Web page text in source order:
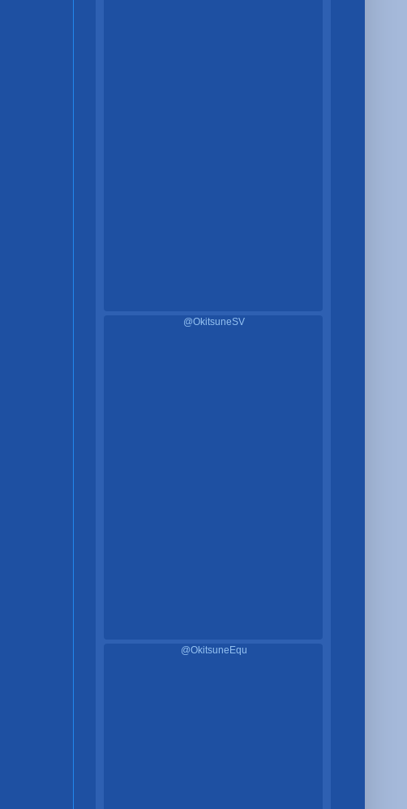
@OkitsuneSV
@OkitsuneEqu